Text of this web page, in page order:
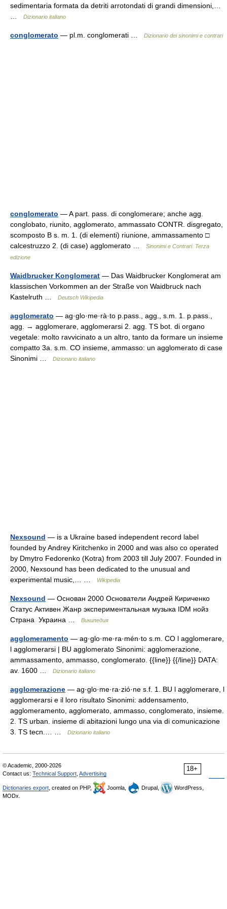
sedimentaria formata da detriti arrotondati di grandi dimensioni,…
Dizionario italiano
conglomerato — pl.m. conglomerati … Dizionario dei sinonimi e contrari
conglomerato — A part. pass. di conglomerare; anche agg.
conglobato, riunito, agglomerato, ammassato CONTR. disgregato,
scomposto B s. m. 1. (di elementi) riunione, ammassamento □
calcestruzzo 2. (di case) agglomerato …
Sinonimi e Contrari. Terza
edizione
Waidbrucker Konglomerat — Das Waidbrucker Konglomerat am
klassischen Vorkommen an der Straße von Waidbruck nach
Kastelruth …
Deutsch Wikipedia
agglomerato — ag·glo·me·rà·to p.pass., agg., s.m. 1. p.pass.,
agg. → agglomerare, agglomerarsi 2. agg. TS bot. di organo
vegetale: molto ravvicinato a un altro, tanto da formare un insieme
compatto 3a. s.m. CO insieme, ammasso: un agglomerato di case
Sinonimi …
Dizionario italiano
Nexsound — is a Ukraine based independent record label
founded by Andrey Kiritchenko in 2000 and was also co operated
by Dmytro Fedorenko (Kotra) from 2003 till July 2007. Founded in
2000, Nexsound has been dedicated to the unusual and
experimental music,… …
Wikipedia
Nexsound — Основан 2000 Основатели Андрей Кириченко
Статус Активен Жанр экспериментальная музыка IDM нойз
Страна Украина …
Википедия
agglomeramento — ag·glo·me·ra·mén·to s.m. CO l agglomerare,
l agglomerarsi | BU agglomerato Sinonimi: agglomerazione,
ammassamento, ammasso, conglomerato. {{line}} {{/line}} DATA:
av. 1600 …
Dizionario italiano
agglomerazione — ag·glo·me·ra·zió·ne s.f. 1. BU l agglomerare, l
agglomerarsi e il loro risultato Sinonimi: addensamento,
agglomeramento, agglomerato, ammasso, conglomerato, insieme.
2. TS urban. insieme di abitazioni lungo una via di comunicazione
3. TS tecn.… …
Dizionario italiano
18+
© Academic, 2000-2026
Contact us: Technical Support Advertising
Dictionaries export , created on PHP, Joomla, Drupal,
WordPress,
MODx.